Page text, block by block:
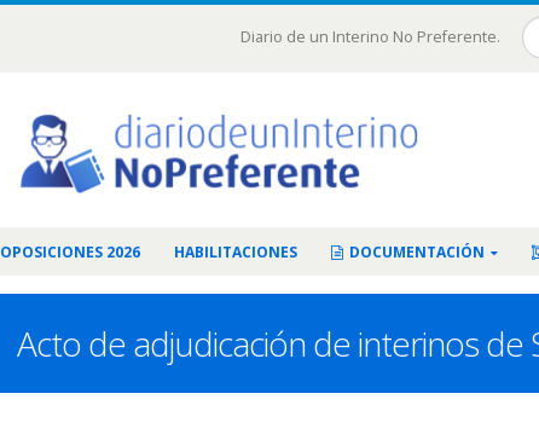
Diario de un Interino No Preferente.
OPOSICIONES 2026 HABILITACIONES DOCUMENTACIÓN
Acto de adjudicación de interinos